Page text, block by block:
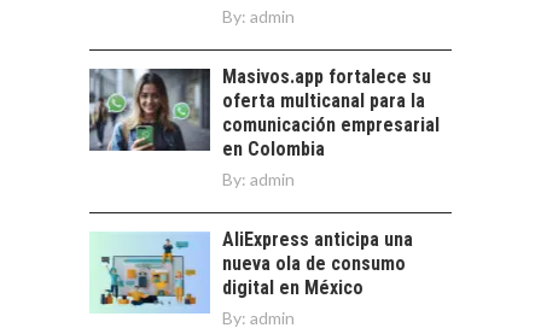
By: admin
Masivos.app fortalece su
oferta multicanal para la
comunicación empresarial
en Colombia
By: admin
AliExpress anticipa una
nueva ola de consumo
digital en México
By: admin